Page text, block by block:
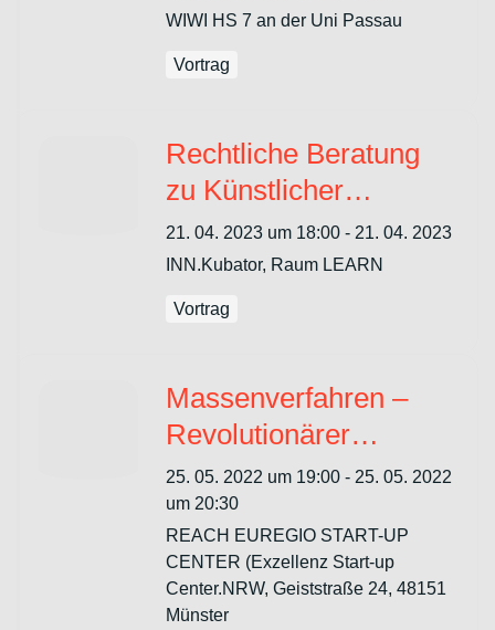
Thomas Riehm und
Dr. Wendelin Neubert
WIWI HS 7 an der Uni Passau
Vortrag
Rechtliche Beratung
zu Künstlicher
Intelligenz: Einblicke in
die anwaltliche Praxis
21. 04. 2023 um 18:00 - 21. 04. 2023
INN.Kubator, Raum LEARN
Vortrag
Massenverfahren –
Revolutionärer
Rechtsschutz oder
katastrophale
Klageindustrie?
25. 05. 2022 um 19:00 - 25. 05. 2022
um 20:30
REACH EUREGIO START-UP
CENTER (Exzellenz Start-up
Center.NRW, Geiststraße 24, 48151
Münster